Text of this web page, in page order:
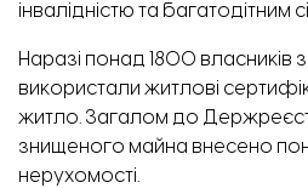
інвалідністю та багатодітним
Наразі понад 1800
використали житлові
житло. Загалом до
знищеного майна внесено
нерухомості.